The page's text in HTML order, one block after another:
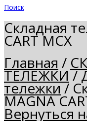
Поиск
Складная
CART MCX
Главная /
ТЕЛЕЖКИ /
тележки/
MAGNA
Вернуться